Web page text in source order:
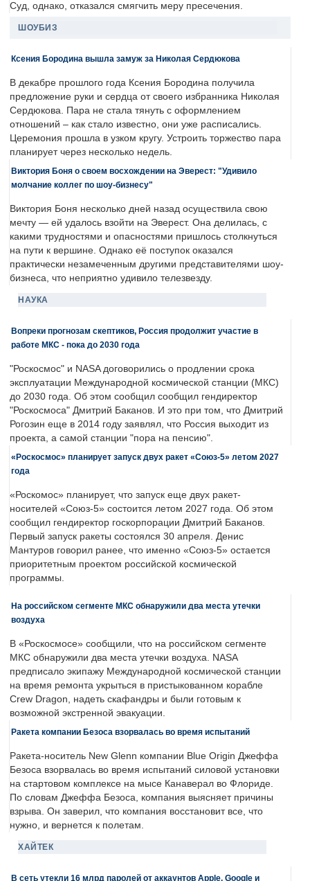
Суд, однако, отказался смягчить меру пресечения.
ШОУБИЗ
Ксения Бородина вышла замуж за Николая Сердюкова
В декабре прошлого года Ксения Бородина получила
предложение руки и сердца от своего избранника Николая
Сердюкова. Пара не стала тянуть с оформлением
отношений – как стало известно, они уже расписались.
Церемония прошла в узком кругу. Устроить торжество пара
планирует через несколько недель.
Виктория Боня о своем восхождении на Эверест: "Удивило
молчание коллег по шоу-бизнесу"
Виктория Боня несколько дней назад осуществила свою
мечту — ей удалось взойти на Эверест. Она делилась, с
какими трудностями и опасностями пришлось столкнуться
на пути к вершине. Однако её поступок оказался
практически незамеченным другими представителями шоу-
бизнеса, что неприятно удивило телезвезду.
НАУКА
Вопреки прогнозам скептиков, Россия продолжит участие в
работе МКС - пока до 2030 года
"Роскосмос" и NASA договорились о продлении срока
эксплуатации Международной космической станции (МКС)
до 2030 года. Об этом сообщил сообщил гендиректор
"Роскосмоса" Дмитрий Баканов. И это при том, что Дмитрий
Рогозин еще в 2014 году заявлял, что Россия выходит из
проекта, а самой станции "пора на пенсию".
«Роскосмос» планирует запуск двух ракет «Союз-5» летом 2027
года
«Роскомос» планирует, что запуск еще двух ракет-
носителей «Союз-5» состоится летом 2027 года. Об этом
сообщил гендиректор госкорпорации Дмитрий Баканов.
Первый запуск ракеты состоялся 30 апреля. Денис
Мантуров говорил ранее, что именно «Союз-5» остается
приоритетным проектом российской космической
программы.
На российском сегменте МКС обнаружили два места утечки
воздуха
В «Роскосмосе» сообщили, что на российском сегменте
МКС обнаружили два места утечки воздуха. NASA
предписало экипажу Международной космической станции
на время ремонта укрыться в пристыкованном корабле
Crew Dragon, надеть скафандры и были готовым к
возможной экстренной эвакуации.
Ракета компании Безоса взорвалась во время испытаний
Ракета-носитель New Glenn компании Blue Origin Джеффа
Безоса взорвалась во время испытаний силовой установки
на стартовом комплексе на мысе Канаверал во Флориде.
По словам Джеффа Безоса, компания выясняет причины
взрыва. Он заверил, что компания восстановит все, что
нужно, и вернется к полетам.
ХАЙТЕК
В сеть утекли 16 млрд паролей от аккаунтов Apple, Google и